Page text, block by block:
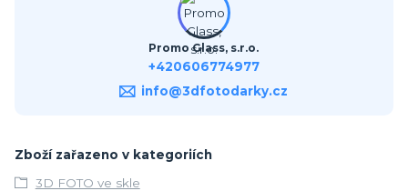
Promo Glass, s.r.o.
+420606774977
info@3dfotodarky.cz
Zboží zařazeno v kategoriích
3D FOTO ve skle